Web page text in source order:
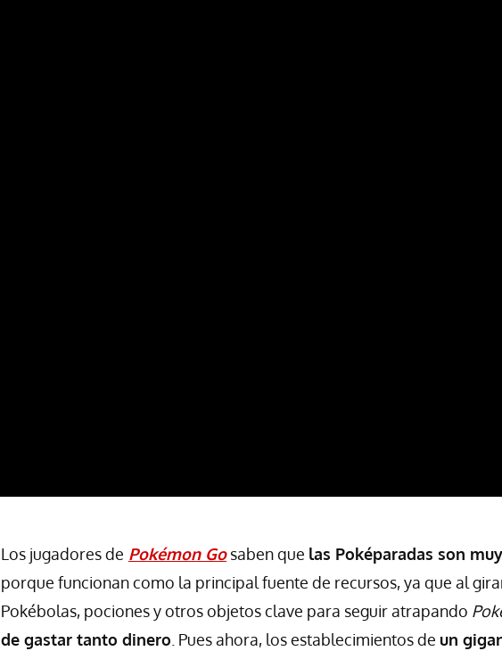
Los jugadores de Pokémon Gosaben que las Poképaradas son
porque funcionan como la principal fuente de recursos, ya que al
Pokébolas, pociones y otros objetos clave para seguir atrapando
de gastar tanto dinero . Pues ahora, los establecimientos de un